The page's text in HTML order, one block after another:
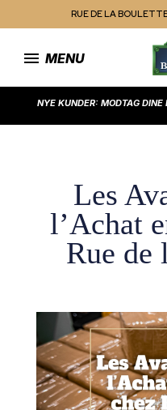
RUE DE LA
MENU
NYE KUNDER: MODTAG DINE
Les
l’Achat
Rue de